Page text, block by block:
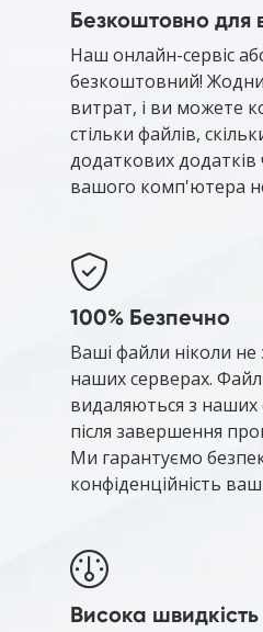
Безкоштовно для
Наш онлайн-сервіс
безкоштовний!
витрат, і ви можете
стільки файлів,
додаткових
вашого комп'ютера
100% Безпечно
Ваші файли ніколи не
наших серверах.
видаляються з наших
після завершення
Ми гарантуємо
конфіденційність
Висока швидкість